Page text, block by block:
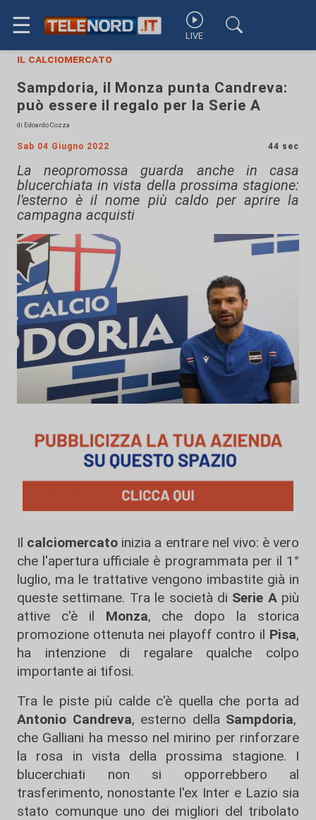
☰ LIVE
il calciomercato
Sampdoria, il Monza punta Candreva:
può essere il regalo per la Serie A
di Edoardo Cozza
Sab 04 Giugno 2022 44 sec
La neopromossa guarda anche in casa
blucerchiata in vista della prossima stagione:
l'esterno è il nome più caldo per aprire la
campagna acquisti
Il calciomercato inizia a entrare nel vivo: è vero
che l'apertura ufficiale è programmata per il 1°
luglio, ma le trattative vengono imbastite già in
queste settimane. Tra le società di Serie Apiù
attive c'è il Monza, che dopo la storica
promozione ottenuta nei playoff contro il Pisa,
ha intenzione di regalare qualche colpo
importante ai tifosi.
Tra le piste più calde c'è quella che porta ad
Antonio Candreva, esterno della Sampdoria,
che Galliani ha messo nel mirino per rinforzare
la rosa in vista della prossima stagione. I
blucerchiati non si opporrebbero al
trasferimento, nonostante l'ex Inter e Lazio sia
stato comunque uno dei migliori del tribolato